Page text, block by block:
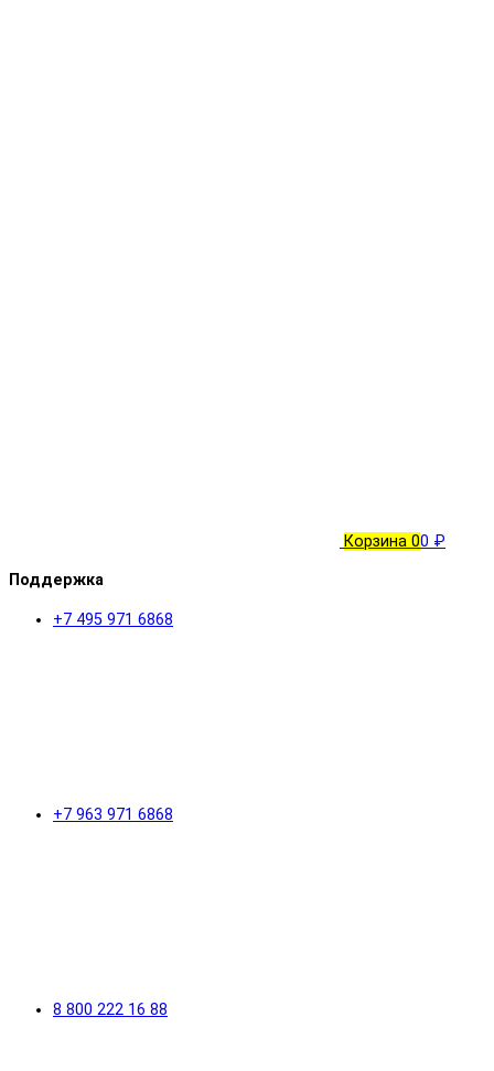
Корзина 00 ₽
Поддержка
+7 495 971 6868
+7 963 971 6868
8 800 222 16 88